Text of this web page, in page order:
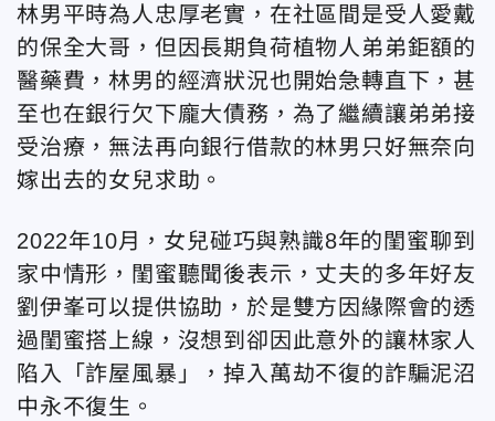
林男平時為人忠厚老實，在社區間是受人愛戴
的保全大哥，但因長期負荷植物人弟弟鉅額的
醫藥費，林男的經濟狀況也開始急轉直下，甚
至也在銀行欠下龐大債務，為了繼續讓弟弟接
受治療，無法再向銀行借款的林男只好無奈向
嫁出去的女兒求助。
2022年10月，女兒碰巧與熟識8年的閨蜜聊到
家中情形，閨蜜聽聞後表示，丈夫的多年好友
劉伊峯可以提供協助，於是雙方因緣際會的透
過閨蜜搭上線，沒想到卻因此意外的讓林家人
陷入「詐屋風暴」，掉入萬劫不復的詐騙泥沼
中永不復生。